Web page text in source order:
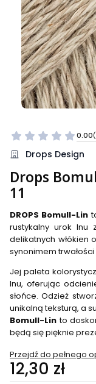
0.00
Drops Design
Drops
11
DROPS Bomull-Lin
rustykalny urok lnu
delikatnych włókien
synonimem trwałości
Jej paleta
lnu, oferując
słońce. Odzież
unikalną teksturą, a
Bomull-Lin to
będą się pięknie
Przejdź do pełnego
Cena
12,30 zł